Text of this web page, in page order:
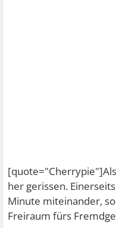
her gerissen.
Minute miteinander,
Freiraum fürs